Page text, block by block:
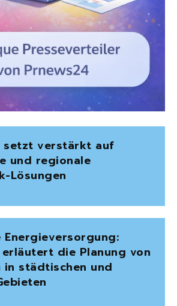
setzt verstärkt auf
und regionale
Lösungen
Energieversorgung:
erläutert die Planung von
in städtischen und